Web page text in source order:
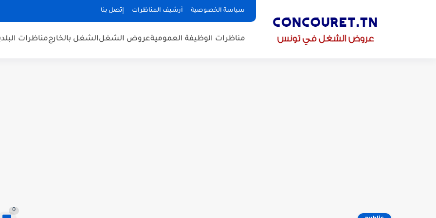
سياسة الخصوصية أرشيف المناظرات إتصل بنا
مناظرات الوظيفة العموميةعروض الشغلالشغل بالخارجمناظرات
0